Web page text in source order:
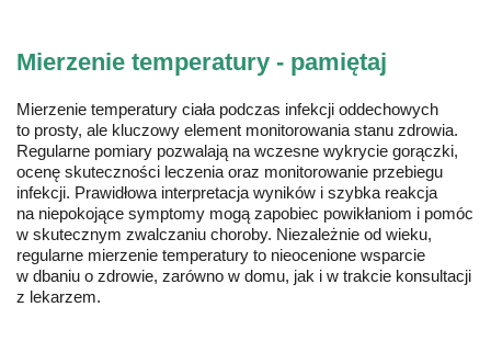
Mierzenie temperatury - pamiętaj
Mierzenie temperatury ciała podczas infekcji oddechowych
to prosty, ale kluczowy element monitorowania stanu zdrowia.
Regularne pomiary pozwalają na wczesne wykrycie gorączki,
ocenę skuteczności leczenia oraz monitorowanie przebiegu
infekcji. Prawidłowa interpretacja wyników i szybka reakcja
na niepokojące symptomy mogą zapobiec powikłaniom i pomóc
w skutecznym zwalczaniu choroby. Niezależnie od wieku,
regularne mierzenie temperatury to nieocenione wsparcie
w dbaniu o zdrowie, zarówno w domu, jak i w trakcie konsultacji
z lekarzem.